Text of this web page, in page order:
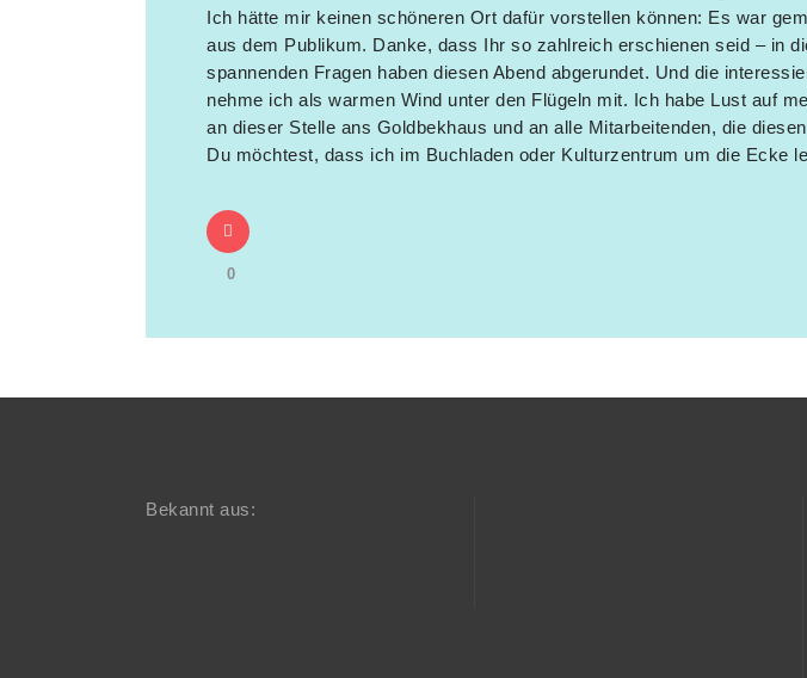
Ich hätte mir keinen schöneren Ort dafür vorstellen können: Es war
aus dem Publikum. Danke, dass Ihr so zahlreich erschienen seid – in
spannenden Fragen haben diesen Abend abgerundet. Und die
nehme ich als warmen Wind unter den Flügeln mit. Ich habe Lust auf
an dieser Stelle ans Goldbekhaus und an alle Mitarbeitenden, die
Du möchtest, dass ich im Buchladen oder Kulturzentrum um die Ecke
0
Bekannt aus: